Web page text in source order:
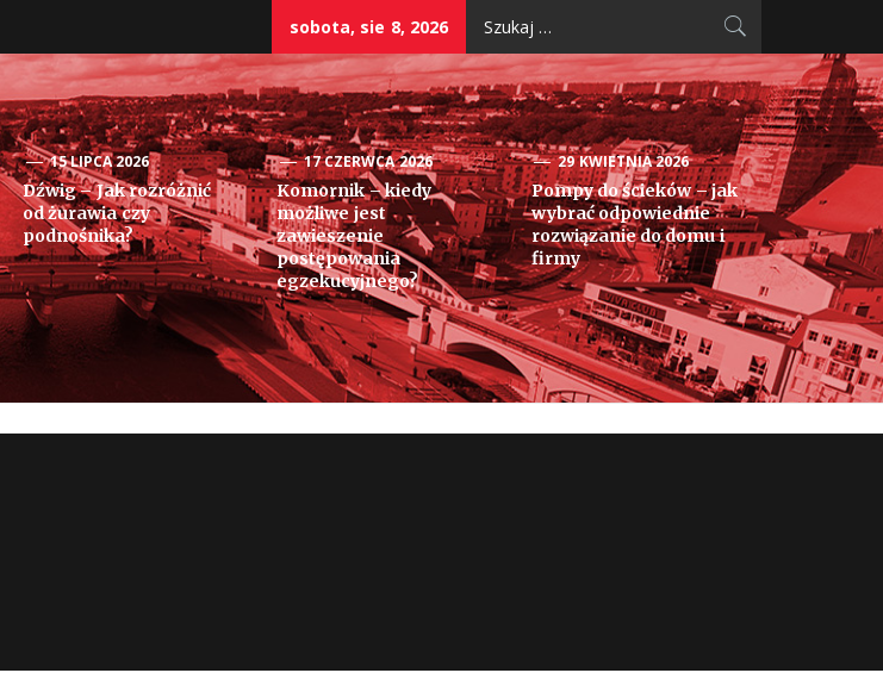
sobota, sie 8, 2026
15 LIPCA 2026
Dźwig – Jak rozróżnić
od żurawia czy
podnośnika?
17 CZERWCA 2026
Komornik – kiedy
możliwe jest
zawieszenie
postępowania
egzekucyjnego?
29 KWIETNIA 2026
Pompy do ścieków – jak
wybrać odpowiednie
rozwiązanie do domu i
firmy